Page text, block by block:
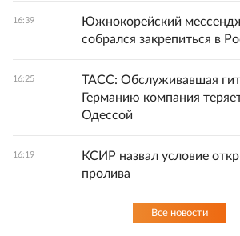
16:39
Южнокорейский
собрался закрепиться в
16:25
ТАСС: Обслуживавшая
Германию компания
Одессой
16:19
КСИР назвал условие
пролива
Все новости